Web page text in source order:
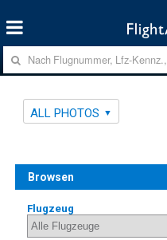
ALL PHOTOS
Browsen
Flugzeug